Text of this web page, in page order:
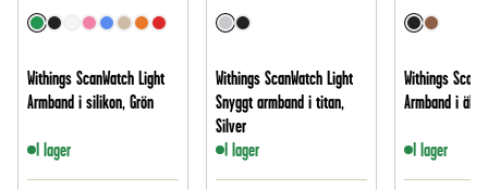
Withings ScanWatch Light
Armband i silikon, Grön
I lager
Withings ScanWatch Light
Snyggt armband i titan,
Silver
I lager
Withings
Armband i
I lager